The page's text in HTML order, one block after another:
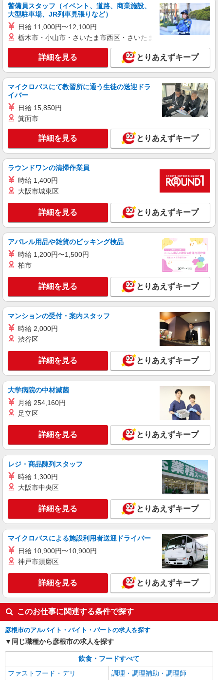
す
医療法人 藤野こどもクリニック 彦根かんがる
ー保育園内の厨房 〒522-0042 滋賀県彦根市戸賀
町５３－３
キープ 詳細を見る
契約社員
株式会社魚国総本社
小学校内厨房での調理師さん
（城西小学校）滋賀県彦根市本町3-3-22
キープ 詳細を見る
麺屋たけ井 彦根店
ホール・キッチンスタッフ（主婦（夫）さん活
・時給1300円（9：00〜17：00） ★パートタ
イマー・フリーターさん募集 学生アルバイトは
定員に達しているため、 現在募集を行っており
ません。 ・時給1100円（18：00－22：00） ・時
給1375円（22：00－23：00）
≪麺屋たけ井 彦根店≫ 滋賀県彦根市戸賀町
137-1
キープ 詳細を見る
パート
株式会社魚国総本社
小学校内厨房での調理補助さん
時給1,100円〜 ＊試用期間あり：2ヶ月（同条
件）
（城北小学校）滋賀県彦根市松原町1751-3
詳細を見る
パート
株式会社魚国総本社
時給1,120円〜 ＊試用期間あり：2カ月（同条
（城西小学校）滋賀県彦根市本町3-3-22
キープ 詳細を見る
正社員
株式会社塩梅
調理責任者（病院での仕込み・調理・スタッフ
管理など責任者業務）
月給：265,000円〜 みなし残業代：42,090円
（30時間） ※みなし残業超過分別途支給 ※交通
費全額支給（規定有り） ※給与は経験・能力によ
り考慮します。 ※賞与年2回（金額は業績・成績
により変動） ※昇給年1回 ※試用期間3ヶ月（条
彦根市立病院 （滋賀県彦根市八坂町１８８
詳細を見る
株式会社塩梅
調理師（病院での仕込み・調理・盛付など）
月給：230,000円〜280,000円 みなし残業代：
28,060円（20時間）〜42,090円（30時間）を含む
※みなし残業超過分別途支給 ※みなし残業なしも
相談可 ※交通費全額支給（規定有り） ※給与は経
験・能力により考慮します。 ※賞与年2回（金額
は業績・成績により変動） ※昇給年2回 ※試用期
間3ヶ月（条件変更なし）
彦根市立病院 （滋賀県彦根市八坂町１８８
２）
キープ 詳細を見る
警備員スタッフ（イベント、道路、商業施設、
大型駐車場、JR列車見張りなど）
日給 11,000円〜12,100円
栃木市・小山市・さいたま市西区・さいたま市岩槻区・久喜市・
詳細を見る とりあえずキープ
マイクロバスにて教習所に通う生徒の送迎ドラ
イバー
日給 15,850円
箕面市
詳細を見る とりあえずキープ
ラウンドワンの清掃作業員
時給 1,400円
大阪市城東区
詳細を見る とりあえずキープ
アパレル用品や雑貨のピッキング検品
時給 1,200円〜1,500円
柏市
詳細を見る とりあえずキープ
マンションの受付・案内スタッフ
時給 2,000円
渋谷区
詳細を見る とりあえずキープ
大学病院の中材滅菌
月給 254,160円
足立区
詳細を見る とりあえずキープ
レジ・商品陳列スタッフ
時給 1,300円
大阪市中央区
詳細を見る とりあえずキープ
マイクロバスによる施設利用者送迎ドライバー
日給 10,900円〜10,900円
神戸市須磨区
詳細を見る とりあえずキープ
このお仕事に関連する条件で探す
彦根市のアルバイト・バイト・パートの求人を探す
同じ職種から彦根市の求人を探す
飲食・フードすべて
ファストフード・デリ
調理・調理補助・調理師